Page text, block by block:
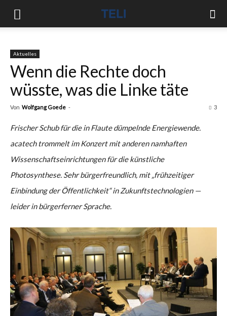
Aktuelles
Wenn die Rechte doch
wüsste, was die Linke täte
Von Wolfgang Goede - 3
Frischer Schub für die in Flaute dümpelnde Energiewende.
acatech trommelt im Konzert mit anderen namhaften
Wissenschaftseinrichtungen für die künstliche
Photosynthese. Sehr bürgerfreundlich, mit „frühzeitiger
Einbindung der Öffentlichkeit“ in Zukunftstechnologien —
leider in bürgerferner Sprache.